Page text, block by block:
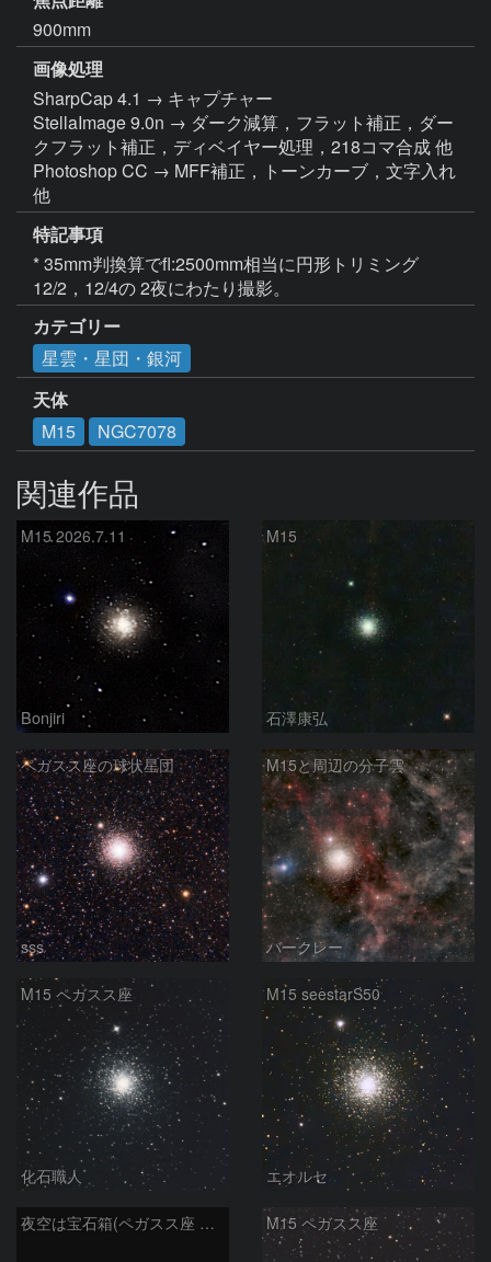
900mm
画像処理
SharpCap 4.1 → キャプチャー
StellaImage 9.0n → ダーク減算，フラット補正，ダー
クフラット補正，ディベイヤー処理，218コマ合成 他
Photoshop CC → MFF補正，トーンカーブ，文字入れ
他
特記事項
* 35mm判換算でfl:2500mm相当に円形トリミング
12/2，12/4の 2夜にわたり撮影。
カテゴリー
星雲・星団・銀河
天体
M15
NGC7078
関連作品
M15 2026.7.11
Bonjiri
M15
石澤康弘
ペガスス座の球状星団
sss
M15と周辺の分子雲
バークレー
M15 ペガスス座
化石職人
M15 seestarS50
エオルセ
夜空は宝石箱(ペガスス座 M15) Seestar50 M15 ペガスス座